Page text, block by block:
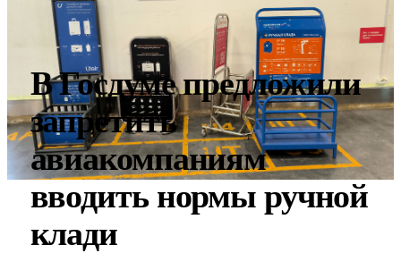
В Госдуме предложили
запретить
авиакомпаниям
вводить нормы ручной
клади